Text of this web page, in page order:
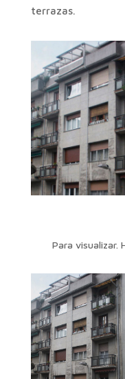
terrazas.
Para visualizar.